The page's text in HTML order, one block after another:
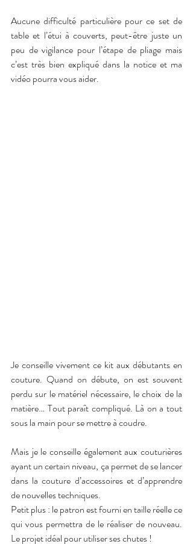
Aucune difficulté particulière pour ce set de
table et l’étui à couverts, peut-être juste un
peu de vigilance pour l’étape de pliage mais
c’est très bien expliqué dans la notice et ma
vidéo pourra vous aider.
Je conseille vivement ce kit aux débutants en
couture. Quand on débute, on est souvent
perdu sur le matériel nécessaire, le choix de la
matière… Tout paraît compliqué. Là on a tout
sous la main pour se mettre à coudre.
Mais je le conseille également aux couturières
ayant un certain niveau, ça permet de se lancer
dans la couture d’accessoires et d’apprendre
de nouvelles techniques.
Petit plus : le patron est fourni en taille réelle ce
qui vous permettra de le réaliser de nouveau.
Le projet idéal pour utiliser ses chutes !